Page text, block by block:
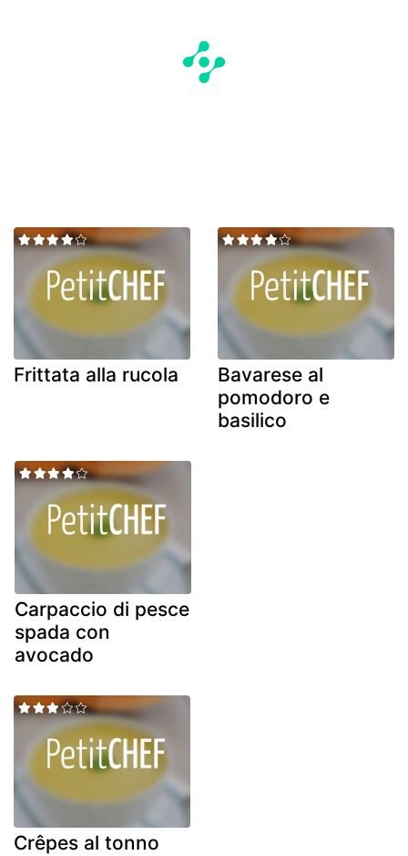
Frittata alla rucola
Bavarese al
pomodoro e
basilico
Carpaccio di pesce
spada con
avocado
Crêpes al tonno